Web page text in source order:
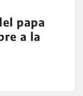
papa
a la